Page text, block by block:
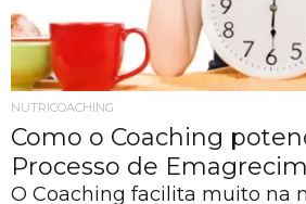
NUTRICOACHING
Como o Coaching
Processo de
O Coaching facilita muito na